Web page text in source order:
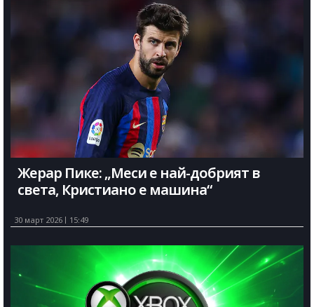
Жерар Пике: „Меси е най-добрият в
света, Кристиано е машина“
30 март 2026 15:49